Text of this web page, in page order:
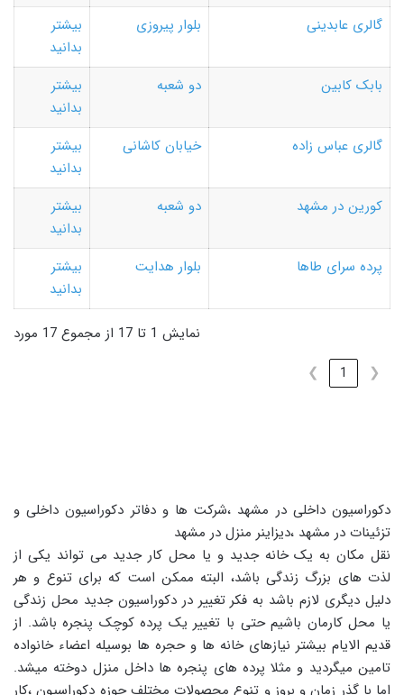
گالری عابدینی
بلوار پیروزی
بیشتر
بدانید
بابک کابین
دو شعبه
بیشتر
بدانید
گالری عباس زاده
خیابان کاشانی
بیشتر
بدانید
کورین در مشهد
دو شعبه
بیشتر
بدانید
پرده سرای طاها
بلوار هدایت
بیشتر
بدانید
نمایش 1 تا 17 از مجموع 17 مورد
❮
1
❯
دکوراسیون داخلی در مشهد ،شرکت ها و دفاتر دکوراسیون داخلی و
تزئینات در مشهد ،دیزاینر منزل در مشهد
نقل مکان به یک خانه جدید و یا محل کار جدید می تواند یکی از
لذت های بزرگ زندگی باشد، البته ممکن است که برای تنوع و هر
دلیل دیگری لازم باشد به فکر تغییر در دکوراسیون جدید محل زندگی
یا محل کارمان باشیم حتی با تغییر یک پرده کوچک پنجره باشد. از
قدیم الایام بیشتر نیازهای خانه ها و حجره ها بوسیله اعضاء خانواده
تامین میگردید و مثلا پرده های پنجره ها داخل منزل دوخته میشد.
اما با گذر زمان و بروز و تنوع محصولات مختلف حوزه دکوراسیون ،کار